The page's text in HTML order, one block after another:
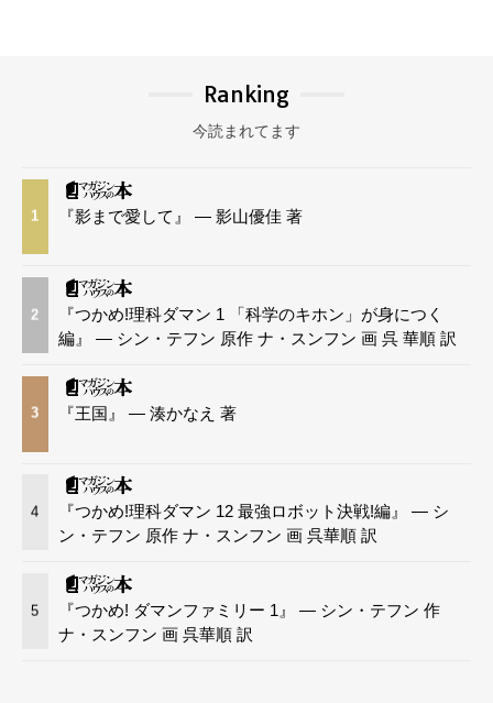
Ranking
今読まれてます
1 『影まで愛して』 — 影山優佳 著
2
『つかめ!理科ダマン 1 「科学のキホン」が身につく
編』 — シン・テフン 原作 ナ・スンフン 画 呉 華順 訳
3 『王国』 — 湊かなえ 著
4
『つかめ!理科ダマン 12 最強ロボット決戦!編』 — シ
ン・テフン 原作 ナ・スンフン 画 呉華順 訳
5
『つかめ! ダマンファミリー 1』 — シン・テフン 作
ナ・スンフン 画 呉華順 訳